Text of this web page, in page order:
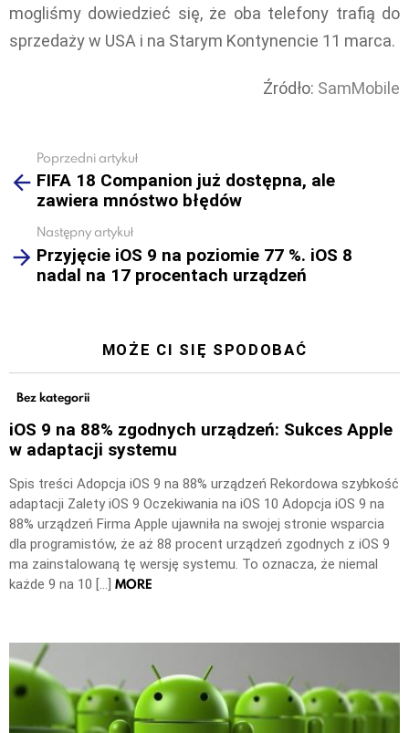
mogliśmy dowiedzieć się, że oba telefony trafią do
sprzedaży w USA i na Starym Kontynencie 11 marca.
Źródło: SamMobile
more
Poprzedni artykuł
FIFA 18 Companion już dostępna, ale
zawiera mnóstwo błędów
Następny artykuł
Przyjęcie iOS 9 na poziomie 77 %. iOS 8
nadal na 17 procentach urządzeń
MOŻE CI SIĘ SPODOBAĆ
Bez kategorii
iOS 9 na 88% zgodnych urządzeń: Sukces Apple
w adaptacji systemu
Spis treści Adopcja iOS 9 na 88% urządzeń Rekordowa szybkość
adaptacji Zalety iOS 9 Oczekiwania na iOS 10 Adopcja iOS 9 na
88% urządzeń Firma Apple ujawniła na swojej stronie wsparcia
dla programistów, że aż 88 procent urządzeń zgodnych z iOS 9
ma zainstalowaną tę wersję systemu. To oznacza, że niemal
każde 9 na 10 […] MORE